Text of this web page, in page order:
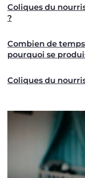
Coliques du
?
Combien de
pourquoi se
Coliques du